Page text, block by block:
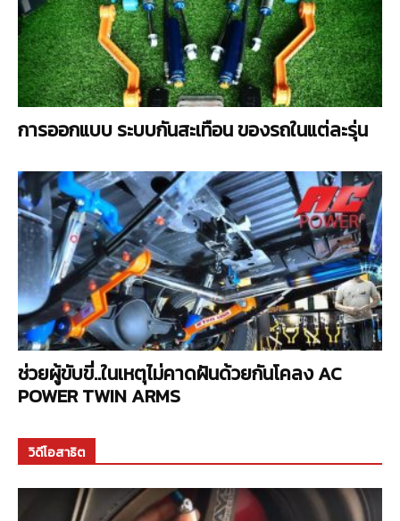
การออกแบบ ระบบกันสะเทือน ของรถในแต่ละรุ่น
ช่วยผู้ขับขี่..ในเหตุไม่คาดฝันด้วยกันโคลง AC
POWER TWIN ARMS
วิดีโอสาธิต